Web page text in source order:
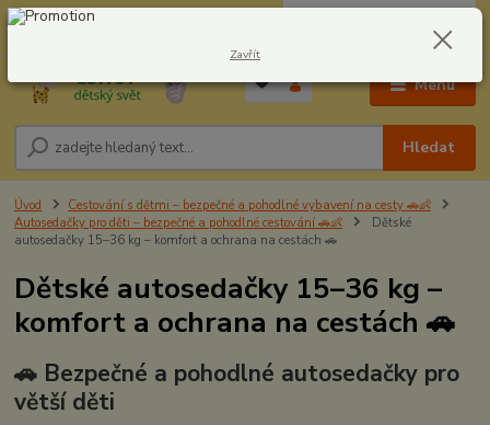
Menu
Hledat
604278943 0,00 Kč
Úvod
Cestování s dětmi – bezpečné a pohodlné vybavení na cesty 🚗👶
Autosedačky pro děti – bezpečné a pohodlné cestování 🚗👶
Dětské
autosedačky 15–36 kg – komfort a ochrana na cestách 🚗
Dětské autosedačky 15–36 kg –
komfort a ochrana na cestách 🚗
🚗 Bezpečné a pohodlné autosedačky pro
větší děti
Zavřít